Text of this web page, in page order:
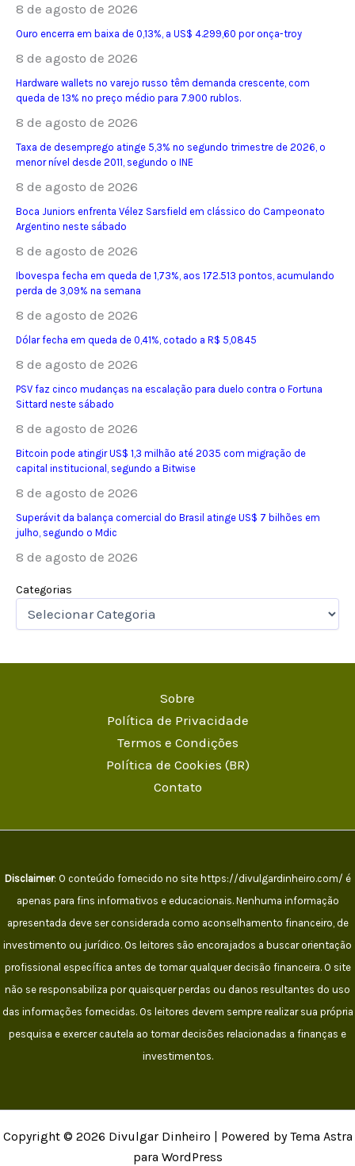
8 de agosto de 2026
Ouro encerra em baixa de 0,13%, a US$ 4.299,60 por onça-troy
8 de agosto de 2026
Hardware wallets no varejo russo têm demanda crescente, com
queda de 13% no preço médio para 7.900 rublos.
8 de agosto de 2026
Taxa de desemprego atinge 5,3% no segundo trimestre de 2026, o
menor nível desde 2011, segundo o INE
8 de agosto de 2026
Boca Juniors enfrenta Vélez Sarsfield em clássico do Campeonato
Argentino neste sábado
8 de agosto de 2026
Ibovespa fecha em queda de 1,73%, aos 172.513 pontos, acumulando
perda de 3,09% na semana
8 de agosto de 2026
Dólar fecha em queda de 0,41%, cotado a R$ 5,0845
8 de agosto de 2026
PSV faz cinco mudanças na escalação para duelo contra o Fortuna
Sittard neste sábado
8 de agosto de 2026
Bitcoin pode atingir US$ 1,3 milhão até 2035 com migração de
capital institucional, segundo a Bitwise
8 de agosto de 2026
Superávit da balança comercial do Brasil atinge US$ 7 bilhões em
julho, segundo o Mdic
8 de agosto de 2026
Categorias
Sobre
Política de Privacidade
Termos e Condições
Política de Cookies (BR)
Contato
Disclaimer: O conteúdo fornecido no site https://divulgardinheiro.com/ é
apenas para fins informativos e educacionais. Nenhuma informação
apresentada deve ser considerada como aconselhamento financeiro, de
investimento ou jurídico. Os leitores são encorajados a buscar orientação
profissional específica antes de tomar qualquer decisão financeira. O site
não se responsabiliza por quaisquer perdas ou danos resultantes do uso
das informações fornecidas. Os leitores devem sempre realizar sua própria
pesquisa e exercer cautela ao tomar decisões relacionadas a finanças e
investimentos.
Copyright © 2026 Divulgar Dinheiro | Powered by Tema Astra
para WordPress